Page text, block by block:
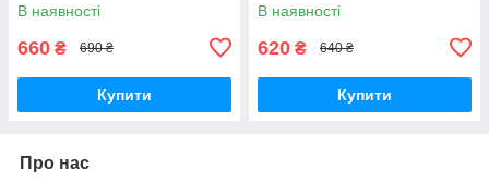
В наявності
660 ₴ 690 ₴
Купити
В наявності
620 ₴ 640 ₴
Купити
Про нас